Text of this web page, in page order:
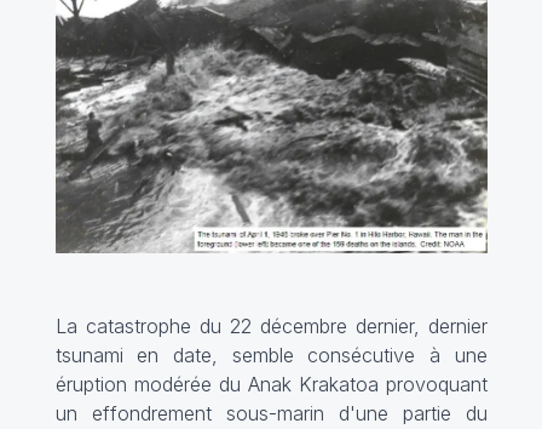
La catastrophe du 22 décembre dernier, dernier
tsunami en date, semble consécutive à une
éruption modérée du Anak Krakatoa provoquant
un effondrement sous-marin d'une partie du